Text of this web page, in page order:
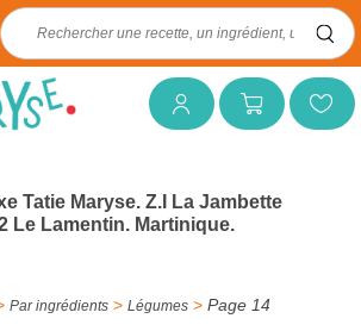
Mon compteMon panierMes favoris
Rechercher :
Tatie Maryse. Z.I La Jambette
Le Lamentin. Martinique.
Par ingrédients > Légumes > Page 14